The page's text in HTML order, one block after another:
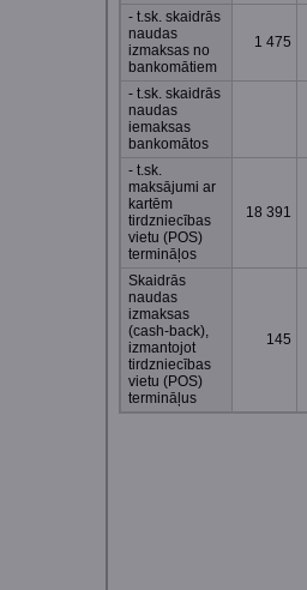
- t.sk. skaidrās
naudas
izmaksas no
bankomātiem
- t.sk. skaidrās
naudas
iemaksas
bankomātos
- t.sk.
maksājumi ar
kartēm
tirdzniecības
vietu (POS)
termināļos
Skaidrās
naudas
izmaksas
(cash-back),
izmantojot
tirdzniecības
vietu (POS)
termināļus
1 475
18 391
145